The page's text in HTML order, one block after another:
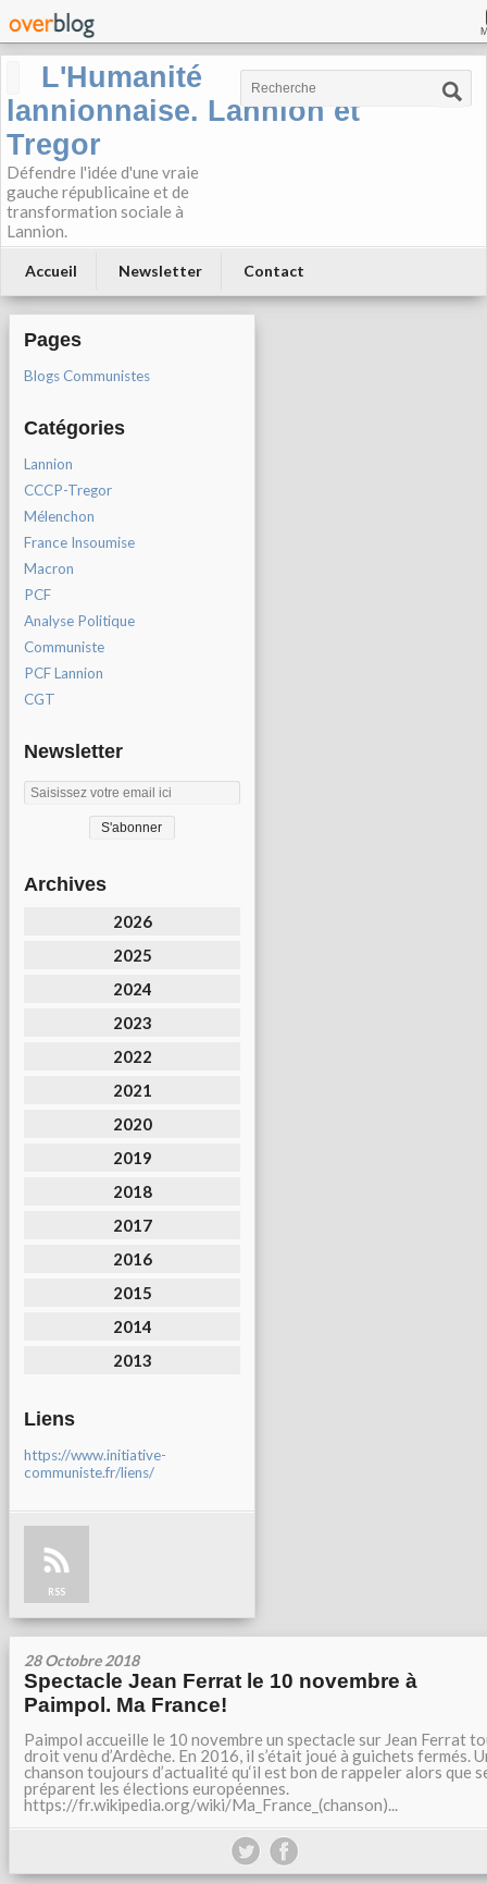
L'Humanité
lannionnaise. Lannion et
Tregor
Défendre l'idée d'une vraie
gauche républicaine et de
transformation sociale à
Lannion.
Accueil Newsletter Contact
Pages
Blogs Communistes
Catégories
Lannion
CCCP-Tregor
Mélenchon
France Insoumise
Macron
PCF
Analyse Politique
Communiste
PCF Lannion
CGT
Newsletter
Archives
2026
2025
2024
2023
2022
2021
2020
2019
2018
2017
2016
2015
2014
2013
Liens
https://www.initiative-
communiste.fr/liens/
RSS
28 Octobre 2018
Spectacle Jean Ferrat le 10 novembre à
Paimpol. Ma France!
Paimpol accueille le 10 novembre un spectacle sur Jean Ferrat
droit venu d’Ardèche. En 2016, il s’était joué à guichets fermés.
chanson toujours d’actualité qu‘il est bon de rappeler alors que
préparent les élections européennes.
https://fr.wikipedia.org/wiki/Ma_France_(chanson)...